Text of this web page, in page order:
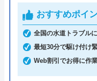
おすすめポイ
全国の水道トラブル
最短30分で駆け付け
Web割引でお得に作